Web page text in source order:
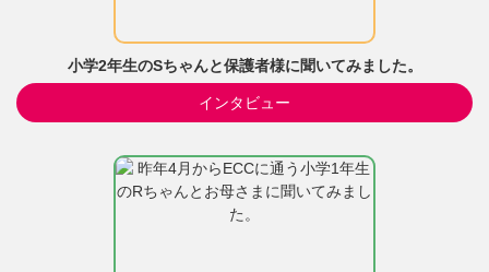
小学2年生のSちゃんと保護者様に聞いてみました。
インタビュー